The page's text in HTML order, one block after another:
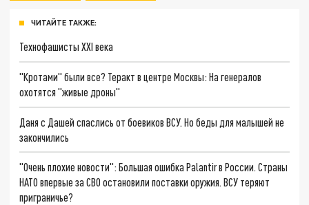
ЧИТАЙТЕ ТАКЖЕ:
Технофашисты XXI века
"Кротами" были все? Теракт в центре Москвы: На генералов
охотятся "живые дроны"
Даня с Дашей спаслись от боевиков ВСУ. Но беды для малышей не
закончились
"Очень плохие новости": Большая ошибка Palantir в России. Страны
НАТО впервые за СВО остановили поставки оружия. ВСУ теряют
приграничье?